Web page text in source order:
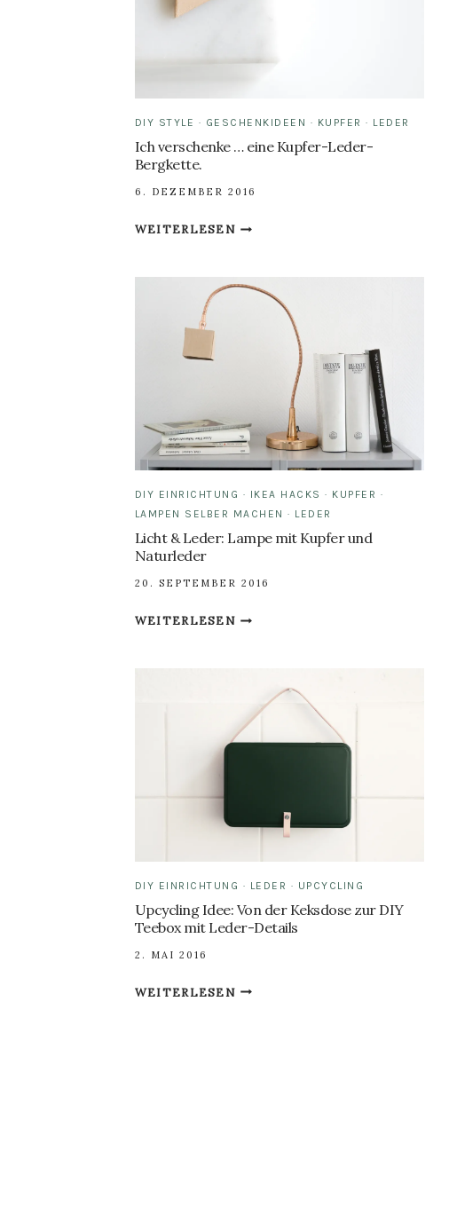
DIY STYLE · GESCHENKIDEEN · KUPFER · LEDER
Ich verschenke … eine Kupfer-Leder-
Bergkette.
6. DEZEMBER 2016
WEITERLESENICH
EINE
KUPFER-
BERGKETTE.
DIY EINRICHTUNG · IKEA HACKS · KUPFER ·
LAMPEN SELBER MACHEN · LEDER
Licht & Leder: Lampe mit Kupfer und
Naturleder
20. SEPTEMBER 2016
WEITERLESENLICHT
KUPFER
UND
DIY EINRICHTUNG · LEDER · UPCYCLING
Upcycling Idee: Von der Keksdose zur DIY
Teebox mit Leder-Details
2. MAI 2016
WEITERLESENUPCYCLING